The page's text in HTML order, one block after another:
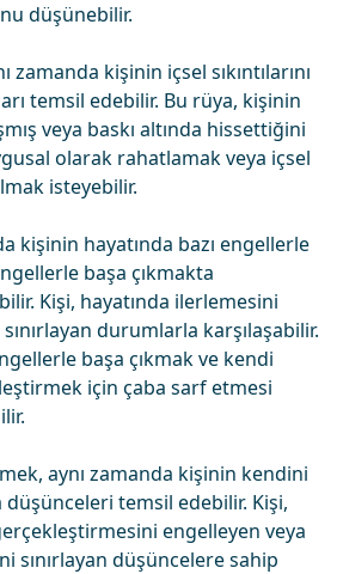
düşünebilir.
kişinin içsel sıkıntılarını
temsil edebilir. Bu rüya, kişinin
veya baskı altında hissettiğini
olarak rahatlamak veya içsel
isteyebilir.
kişinin hayatında bazı engellerle
başa çıkmakta
Kişi, hayatında ilerlemesini
durumlarla karşılaşabilir.
başa çıkmak ve kendi
için çaba sarf etmesi
aynı zamanda kişinin kendini
düşünceleri temsil edebilir. Kişi,
engelleyen veya
sınırlayan düşüncelere sahip